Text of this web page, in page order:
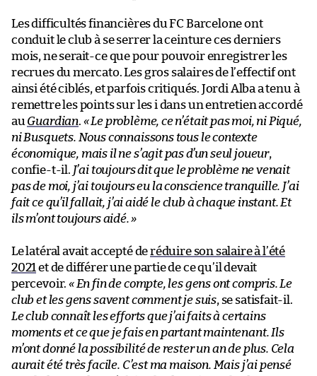
Les difficultés financières du FC Barcelone ont
conduit le club à se serrer la ceinture ces derniers
mois, ne serait-ce que pour pouvoir enregistrer les
recrues du mercato. Les gros salaires de l’effectif ont
ainsi été ciblés, et parfois critiqués. Jordi Alba a tenu à
remettre les points sur les i dans un entretien accordé
au Guardian. « Le problème, ce n’était pas moi, ni Piqué,
ni Busquets. Nous connaissons tous le contexte
économique, mais il ne s’agit pas d’un seul joueur,
confie-t-il. J’ai toujours dit que le problème ne venait
pas de moi, j’ai toujours eu la conscience tranquille. J’ai
fait ce qu’il fallait, j’ai aidé le club à chaque instant. Et
ils m’ont toujours aidé.»
Le latéral avait accepté deréduire son salaire à l’été
2021 et de différer une partie de ce qu’il devait
percevoir.« En fin de compte, les gens ont compris. Le
club et les gens savent comment je suis, se satisfait-il.
Le club connaît les efforts que j’ai faits à certains
moments et ce que je fais en partant maintenant. Ils
m’ont donné la possibilité de rester un an de plus. Cela
aurait été très facile. C’est ma maison. Mais j’ai pensé